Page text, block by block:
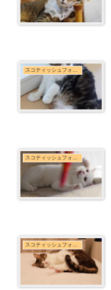
スコティッシュフォールド
スコティッシュフォールド